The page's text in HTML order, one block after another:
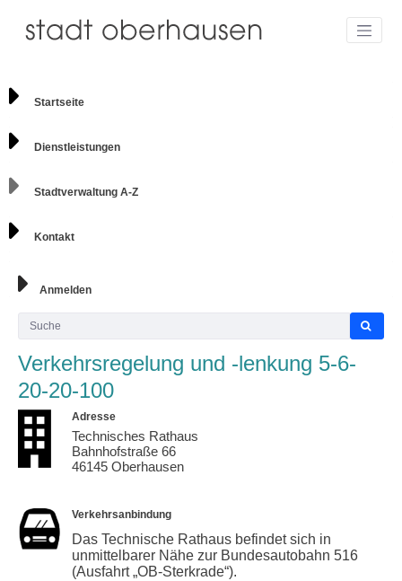
Startseite
Dienstleistungen
Stadtverwaltung A-Z
Kontakt
Anmelden
Verkehrsregelung und -lenkung 5-6-
20-20-100
Adresse
Technisches Rathaus
Bahnhofstraße 66
46145 Oberhausen
Verkehrsanbindung
Das Technische Rathaus befindet sich in
unmittelbarer Nähe zur Bundesautobahn 516
(Ausfahrt „OB-Sterkrade“).